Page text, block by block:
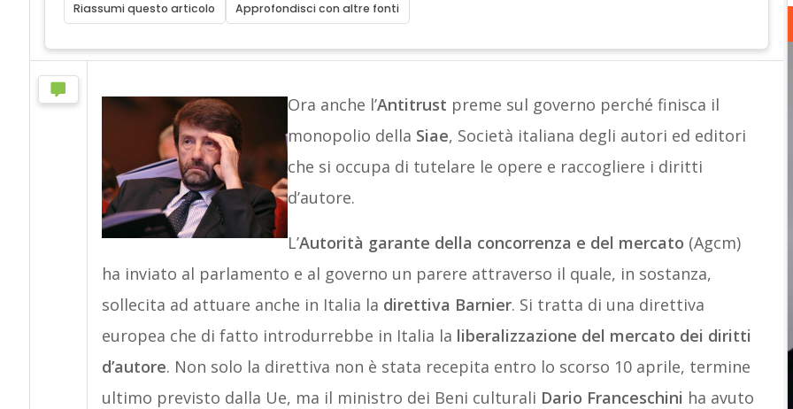
Riassumi questo articolo Approfondisci con altre fonti
Ora anche l’Antitrust preme sul governo perché finisca il
monopolio della Siae, Società italiana degli autori ed editori
che si occupa di tutelare le opere e raccogliere i diritti
d’autore.
L’Autorità garante della concorrenza e del mercato (Agcm)
ha inviato al parlamento e al governo un parere attraverso il quale, in sostanza,
sollecita ad attuare anche in Italia la direttiva Barnier. Si tratta di una direttiva
europea che di fatto introdurrebbe in Italia la liberalizzazione del mercato dei diritti
d’autore. Non solo la direttiva non è stata recepita entro lo scorso 10 aprile, termine
ultimo previsto dalla Ue, ma il ministro dei Beni culturali Dario Franceschini ha avuto